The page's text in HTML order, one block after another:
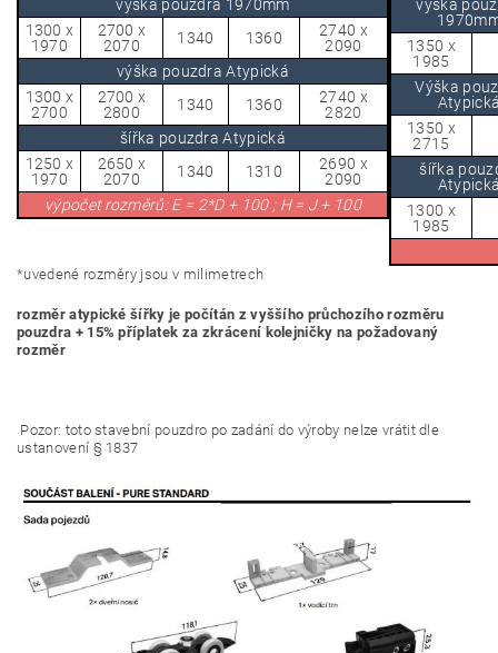
výška pouzdra 1970mm
1300 x
1970
2700 x
2070
1340 1360 2740 x
2090
výška pouzdra Atypická
1300 x
2700
2700 x
2800
1340 1360 2740 x
2820
šířka pouzdra Atypická
1250 x
1970
2650 x
2070
1340 1310 2690 x
2090
výpočet rozměrů: E = 2*D + 100 ; H = J + 100
výška
1350 x
1985
Výška
1350 x
2715
šířka
1300 x
1985
*uvedené rozměry jsou v milimetrech
rozměr atypické šířky je počítán z vyššího průchozího rozměru
pouzdra + 15% příplatek za zkrácení kolejničky na požadovaný
rozměr
Pozor: toto stavební pouzdro po zadání do výroby nelze vrátit dle
ustanovení § 1837